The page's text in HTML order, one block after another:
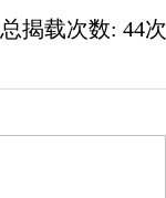
总揭载次数: 44次